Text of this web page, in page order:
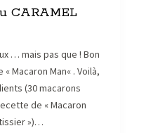
CARAMEL
… mais pas que ! Bon
Macaron Man« . Voilà,
(30 macarons
de « Macaron
»)…